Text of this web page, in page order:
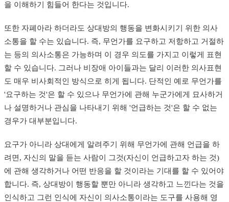
을 이해하기 힘들어 한다는 것입니다.
또한 자폐아라 하더라도 상대방의 행동을 변화시키기 위한 의사
소통을 할 수는 있습니다. 즉, 무언가를 요구하고 저항하고 거절하
는 등의 의사소통은 가능하며 이 경우 의도를 가지고 이렇게 표현
할 수 있습니다. 그러나 비장애 아이들과는 달리 이러한 의사표현
도 매우 비사회적인 방식으로 히게 됩니다. 단적인 예로 무언가를
'요구하는 것'은 할 수 있으나 무언가에 관해 누군가에게 묘사하거
나 설명하거나 관심을 나타내기 위해 '언급하는 것'은 할 수 없는
경우가 대부분입니다.
요구가 아니라 상대에게 알려주기 위해 무언가에 관해 언급을 하
려면, 자신의 말을 듣는 사람이 그것(자신이 언급하고자 하는 것)
에 관해 생각하거나 어떤 반응을 할 것이라는 기대를 할 수 있어야
합니다. 즉, 상대방이 행동할 뿐만 아니라 생각하고 느낀다는 것을
인식하고 그런 인식에 자신이 의사소통이라는 도구를 사용해 영